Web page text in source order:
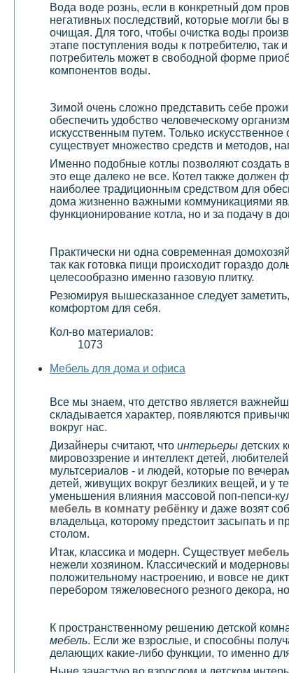
Вода воде рознь, если в конкретный дом
негативных последствий, которые могли бы
очищая. Для того, чтобы очистка воды
этапе поступления воды к потребителю,
потребитель может в свободной форме
компонентов воды.
Зимой очень сложно представить себе
обеспечить удобство человеческому
искусственным путем. Только
существует множество средств и методов,
Именно подобные котлы позволяют создать
это еще далеко не все. Котел также должен
наиболее традиционным средством для
дома жизненно важными коммуникациями
функционирование котла, но и за подачу в
Практически ни одна современная
так как готовка пищи происходит гораздо
целесообразно именно газовую плитку.
Резюмируя вышесказанное следует
комфортом для себя.
Кол-во материалов:
1073
Мебель для дома и офиса
Все мы знаем, что детство является
складывается характер, появляются
вокруг нас.
Дизайнеры считают, что интерьеры детских
мировоззрение и интеллект детей,
мультсериалов - и людей, которые по
детей, живущих вокруг безликих вещей, и у
уменьшения влияния массовой поп-пепси-
мебель в комнату ребёнку и даже возят
владельца, которому предстоит засыпать и
столом.
Итак, классика и модерн. Существует мебель
нежели хозяином. Классический и
положительному настроению, и вовсе не
перебором тяжеловесного резного декора,
К пространственному решению детской
мебель. Если же взрослые, и способны
делающих какие-либо функции, то именно